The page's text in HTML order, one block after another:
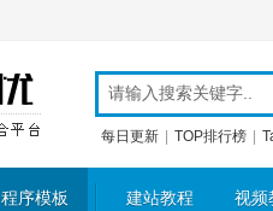
每日更新 TOP排行榜
程序模板 建站教程 视频